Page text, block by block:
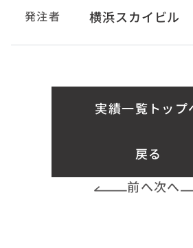
発注者 横浜スカイビル
実績一覧トップ
戻る
前へ次へ